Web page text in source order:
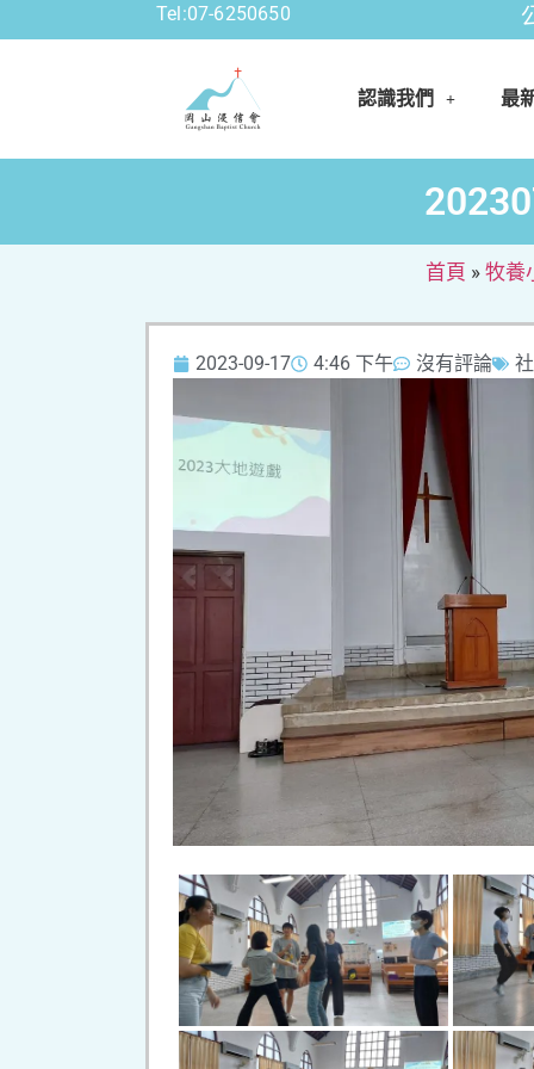
Tel:07-6250650 公告資
認識我們 最
首頁 »牧養
2023-09-17 4:46 下午 沒有評論